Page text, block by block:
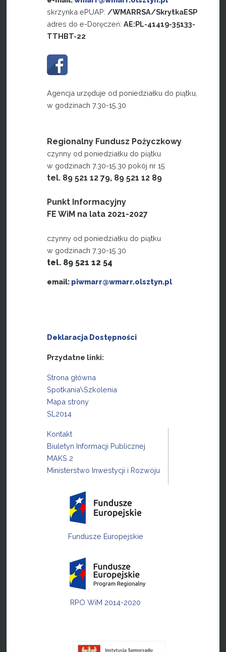
skrzynka ePUAP: /WMARRSA/SkrytkaESP
adres do e-Doręczeń:AE:PL-41419-35133-
TTHBT-22
Agencja urzęduje od poniedziałku do piątku,
w godzinach 7.30-15.30
Regionalny Fundusz Pożyczkowy
czynny od poniedziałku do piątku
w godzinach 7.30-15.30 pokój nr 15
tel. 89 521 12 79, 89 521 12 89
Punkt Informacyjny
FE WiM na lata 2021-2027
czynny od poniedziałku do piątku
w godzinach 7.30-15.30
tel. 89 521 12 54
email: piwmarr@wmarr.olsztyn.pl
Deklaracja Dostępności
Przydatne linki:
Strona główna
Spotkania\Szkolenia
Mapa strony
SL2014
Kontakt
Biuletyn Informacji Publicznej
MAKS 2
Ministerstwo Inwestycji i Rozwoju
Fundusze Europejskie
RPO WiM 2014-2020